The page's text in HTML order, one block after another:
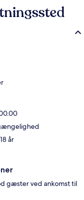
år
gæster ved ankomst til